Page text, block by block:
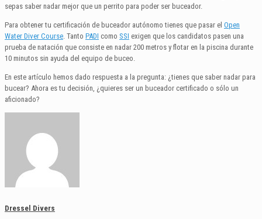
sepas saber nadar mejor que un perrito para poder ser buceador.
Para obtener tu certificación de buceador autónomo tienes que pasar el Open
Water Diver Course . Tanto PADI como SSI exigen que los candidatos pasen una
prueba de natación que consiste en nadar 200 metros y flotar en la piscina durante
10 minutos sin ayuda del equipo de buceo.
En este artículo hemos dado respuesta a la pregunta: ¿tienes que saber nadar para
bucear? Ahora es tu decisión, ¿quieres ser un buceador certificado o sólo un
aficionado?
Dressel Divers